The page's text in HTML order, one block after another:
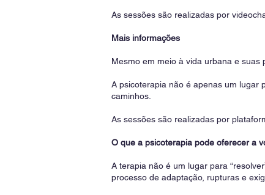
As sessões são realizadas por
Mais informações
Mesmo em meio à vida urbana e suas
A psicoterapia não é apenas um lugar
caminhos.
As sessões são realizadas por
O que a psicoterapia pode oferecer a
A terapia não é um lugar para
processo de adaptação, rupturas e